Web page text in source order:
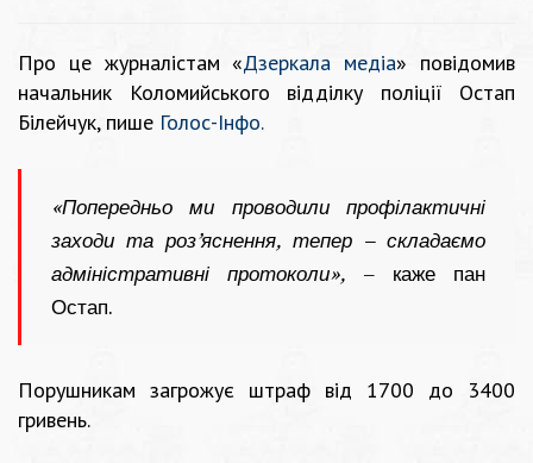
Про це журналістам«Дзеркала медіа» повідомив
начальник Коломийського відділку поліції Остап
Білейчук, пише Голос-Інфо.
«Попередньо ми проводили профілактичні
заходи та роз’яснення, тепер – складаємо
адміністративні протоколи», – каже пан
Остап.
Порушникам загрожує штраф від 1700 до 3400
гривень.